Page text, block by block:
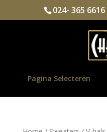
024- 365 6616
Pagina Selecteren